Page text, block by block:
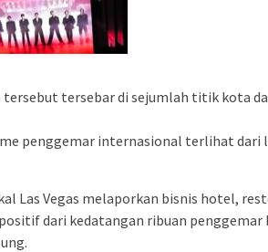
tersebar di sejumlah titik kota
penggemar internasional terlihat dari
Las Vegas melaporkan bisnis hotel,
dari kedatangan ribuan penggemar